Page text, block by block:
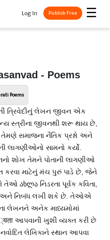
☰
Log In Publish Free
- Poems
Poems
ત્રિવેદીનું લેખન જીવન એક
સ્ત્રીના જીવનથી શરૂ થાય છે,
સમાજના નૈતિક પ્રશ્નો અને
લાગણીઓનો સામનો કર્યો.
શોખ તેમને પોતાની લાગણીઓ
કરવા માટેનું મંચ પુરું પાડે છે, જેને
તેઓ ახლა નિડરતા પૂર્વક કવિતા,
નિબંધ લખી શકે છે. તેઓએ
લેખનને અનેક માધ્યમોમાં
આપવાની ખુશી વ્યક્ત કરી છે
લેખિકાને સ્થાન આપવા